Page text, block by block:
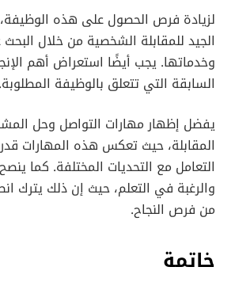
لزيادة فرص الحصول على هذه الوظيفة،
الجيد للمقابلة الشخصية من خلال
وخدماتها. يجب أيضًا استعراض أهم
السابقة التي تتعلق بالوظيفة المطلوبة.
يفضل إظهار مهارات التواصل وحل
المقابلة، حيث تعكس هذه المهارات
التعامل مع التحديات المختلفة. كما
والرغبة في التعلم، حيث إن ذلك يترك
من فرص النجاح.
خاتمة